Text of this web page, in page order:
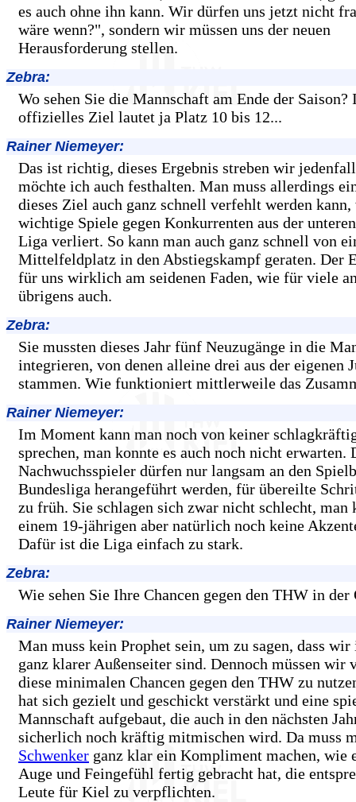
es auch ohne ihn kann. Wir dürfen uns jetzt nicht
wäre wenn?", sondern wir müssen uns der neuen
Herausforderung stellen.
Zebra:
Wo sehen Sie die Mannschaft am Ende der Saison?
offizielles Ziel lautet ja Platz 10 bis 12...
Rainer Niemeyer:
Das ist richtig, dieses Ergebnis streben wir
möchte ich auch festhalten. Man muss allerdings
dieses Ziel auch ganz schnell verfehlt werden kann,
wichtige Spiele gegen Konkurrenten aus der
Liga verliert. So kann man auch ganz schnell von
Mittelfeldplatz in den Abstiegskampf geraten. Der
für uns wirklich am seidenen Faden, wie für viele
übrigens auch.
Zebra:
Sie mussten dieses Jahr fünf Neuzugänge in die
integrieren, von denen alleine drei aus der eigenen
stammen. Wie funktioniert mittlerweile das
Rainer Niemeyer:
Im Moment kann man noch von keiner
sprechen, man konnte es auch noch nicht erwarten.
Nachwuchsspieler dürfen nur langsam an den
Bundesliga herangeführt werden, für übereilte
zu früh. Sie schlagen sich zwar nicht schlecht, man
einem 19-jährigen aber natürlich noch keine
Dafür ist die Liga einfach zu stark.
Zebra:
Wie sehen Sie Ihre Chancen gegen den THW in der
Rainer Niemeyer:
Man muss kein Prophet sein, um zu sagen, dass
ganz klarer Außenseiter sind. Dennoch müssen wir
diese minimalen Chancen gegen den THW zu
hat sich gezielt und geschickt verstärkt und eine
Mannschaft aufgebaut, die auch in den nächsten
sicherlich noch kräftig mitmischen wird. Da muss
Schwenker ganz klar ein Kompliment machen, wie
Auge und Feingefühl fertig gebracht hat, die
Leute für Kiel zu verpflichten.